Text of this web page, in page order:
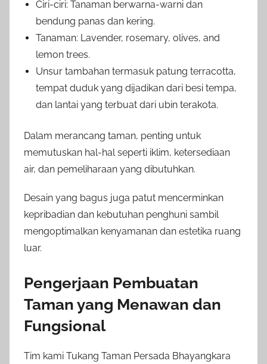
Ciri-ciri: Tanaman berwarna-warni dan
bendung panas dan kering.
Tanaman: Lavender, rosemary, olives, and
lemon trees.
Unsur tambahan termasuk patung terracotta,
tempat duduk yang dijadikan dari besi tempa,
dan lantai yang terbuat dari ubin terakota.
Dalam merancang taman, penting untuk
memutuskan hal-hal seperti iklim, ketersediaan
air, dan pemeliharaan yang dibutuhkan.
Desain yang bagus juga patut mencerminkan
kepribadian dan kebutuhan penghuni sambil
mengoptimalkan kenyamanan dan estetika ruang
luar.
Pengerjaan Pembuatan
Taman yang Menawan dan
Fungsional
Tim kami Tukang Taman Persada Bhayangkara